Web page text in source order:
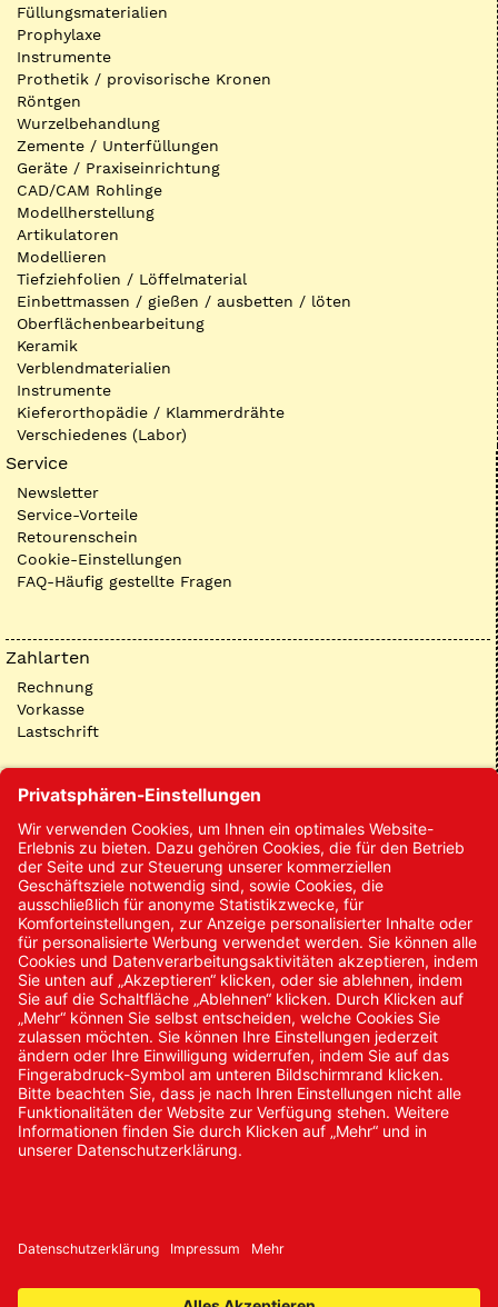
Füllungsmaterialien
Prophylaxe
Instrumente
Prothetik / provisorische Kronen
Röntgen
Wurzelbehandlung
Zemente / Unterfüllungen
Geräte / Praxiseinrichtung
CAD/CAM Rohlinge
Modellherstellung
Artikulatoren
Modellieren
Tiefziehfolien / Löffelmaterial
Einbettmassen / gießen / ausbetten / löten
Oberflächenbearbeitung
Keramik
Verblendmaterialien
Instrumente
Kieferorthopädie / Klammerdrähte
Verschiedenes (Labor)
Service
Newsletter
Service-Vorteile
Retourenschein
Cookie-Einstellungen
FAQ-Häufig gestellte Fragen
Zahlarten
Rechnung
Vorkasse
Lastschrift
Kontakt
Kontakt/Anfrage
Neukundenanmeldung
Kennwort vergessen
Bestellungen
Sendung verfolgen
© 2024 Promed Vertriebsgesellschaft mbH | Alle Rechte
* Alle Preise zzgl. gesetzlicher Mehrwertsteuer